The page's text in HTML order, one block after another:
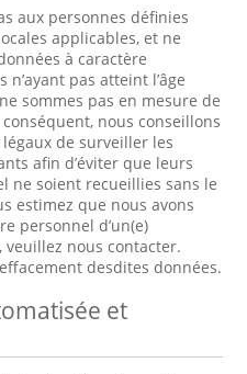
aux personnes définies
applicables, et ne
à caractère
pas atteint l’âge
sommes pas en mesure de
nous conseillons
de surveiller les
afin d’éviter que leurs
ne soient recueillies sans le
estimez que nous avons
personnel d’un(e)
veuillez nous contacter.
desdites données.
et